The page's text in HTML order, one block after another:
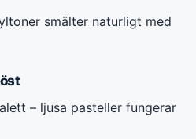
smälter naturligt med
– ljusa pasteller fungerar